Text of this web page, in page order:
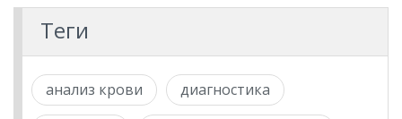
Теги
анализ крови диагностика